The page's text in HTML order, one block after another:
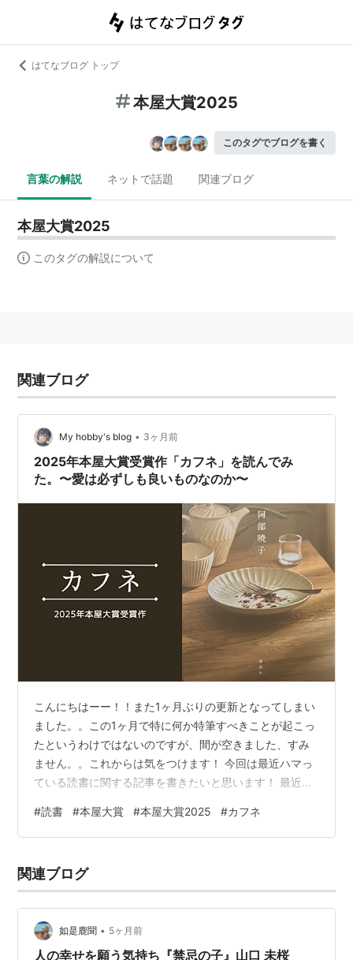
はてなブログ トップ
本屋大賞2025
このタグでブログを書く
言葉の解説 ネットで話題 関連ブログ
本屋大賞2025
このタグの解説について
関連ブログ
My hobby's blog • 3ヶ月前
2025年本屋大賞受賞作「カフネ」を読んでみ
た。〜愛は必ずしも良いものなのか〜
こんにちはーー！！また1ヶ月ぶりの更新となってしまい
ました。。この1ヶ月で特に何か特筆すべきことが起こっ
たというわけではないのですが、間が空きました、すみ
ません。。これからは気をつけます！ 今回は最近ハマっ
ている読書に関する記事を書きたいと思います！ 最近本
チ」が選ばれたということですごく注目されています
が、今回はあえて今年の本屋大賞作品ではなく、去年の
と思います。{「イン・ザ・メガチャーチ」は文庫本が出
版されてから読もうと思います。(文庫本については色々
#読書 #本屋大賞 #本屋大賞2025 #カフネ
関連ブログ
如是鹿聞 • 5ヶ月前
人の幸せを願う気持ち『禁忌の子』山口 未桜